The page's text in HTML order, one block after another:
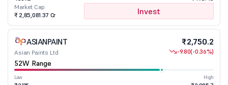
Market Cap
₹ 2,85,081.37 Cr
Invest
ASIANPAINT
Asian Paints Ltd
₹2,750.2
-9.80(-0.36%)
52W Range
Low High